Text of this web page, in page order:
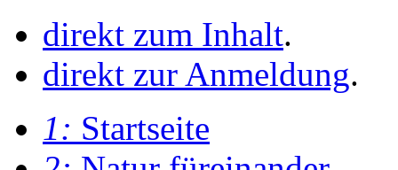
direkt zum Inhalt.
direkt zur Anmeldung.
1: Startseite